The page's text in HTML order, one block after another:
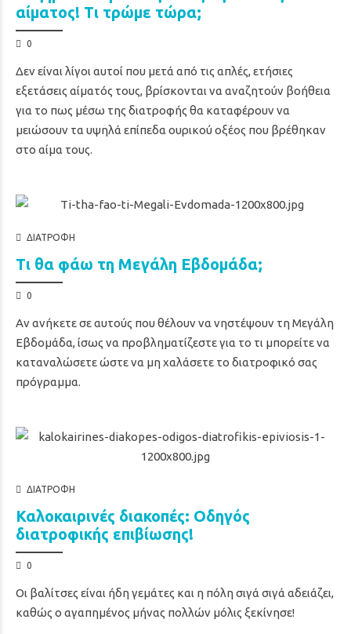
αίματος! Τι τρώμε τώρα;
0
Δεν είναι λίγοι αυτοί που μετά από τις απλές, ετήσιες
εξετάσεις αίματός τους, βρίσκονται να αναζητούν βοήθεια
για το πως μέσω της διατροφής θα καταφέρουν να
μειώσουν τα υψηλά επίπεδα ουρικού οξέος που βρέθηκαν
στο αίμα τους.
ΔΙΑΤΡΟΦΉ
Τι θα φάω τη Μεγάλη Εβδομάδα;
0
Αν ανήκετε σε αυτούς που θέλουν να νηστέψουν τη Μεγάλη
Εβδομάδα, ίσως να προβληματίζεστε για το τι μπορείτε να
καταναλώσετε ώστε να μη χαλάσετε το διατροφικό σας
πρόγραμμα.
ΔΙΑΤΡΟΦΉ
Καλοκαιρινές διακοπές: Οδηγός
διατροφικής επιβίωσης!
0
Οι βαλίτσες είναι ήδη γεμάτες και η πόλη σιγά σιγά αδειάζει,
καθώς ο αγαπημένος μήνας πολλών μόλις ξεκίνησε!